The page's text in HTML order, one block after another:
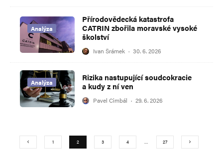
Analýza
Přírodovědecká katastrofa
CATRIN zbořila moravské vysoké
školství
Ivan Šrámek · 30. 6. 2026
Analýza
Rizika nastupující soudcokracie
a kudy z ní ven
Pavel Cimbál · 29. 6. 2026
1 2 3 4 27